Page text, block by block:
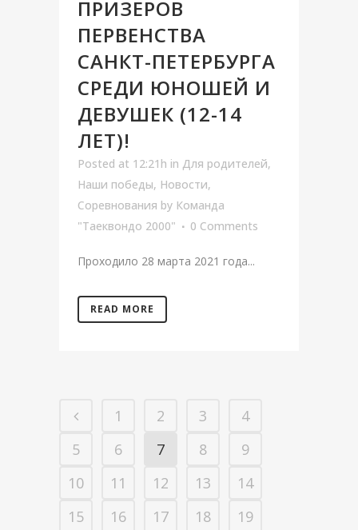
ПРИЗЕРОВ
ПЕРВЕНСТВА
САНКТ-ПЕТЕРБУРГА
СРЕДИ ЮНОШЕЙ И
ДЕВУШЕК (12-14
ЛЕТ)!
Posted at 12:21h in Для родителей,
Наши победы, Новости,
Соревнования by Команда
"Таеквондо 2000"
0 Comments
Проходило 28 марта 2021 года...
READ MORE
1 2 3
4
5
6 7 8
9
10
11 12 13
14
15
16 17 18
19